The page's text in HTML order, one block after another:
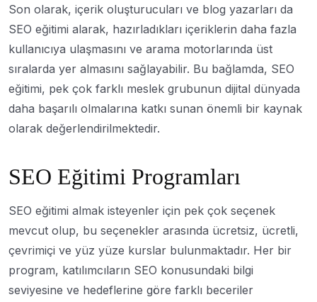
Son olarak, içerik oluşturucuları ve blog yazarları da
SEO eğitimi alarak, hazırladıkları içeriklerin daha fazla
kullanıcıya ulaşmasını ve arama motorlarında üst
sıralarda yer almasını sağlayabilir. Bu bağlamda, SEO
eğitimi, pek çok farklı meslek grubunun dijital dünyada
daha başarılı olmalarına katkı sunan önemli bir kaynak
olarak değerlendirilmektedir.
SEO Eğitimi Programları
SEO eğitimi almak isteyenler için pek çok seçenek
mevcut olup, bu seçenekler arasında ücretsiz, ücretli,
çevrimiçi ve yüz yüze kurslar bulunmaktadır. Her bir
program, katılımcıların SEO konusundaki bilgi
seviyesine ve hedeflerine göre farklı beceriler